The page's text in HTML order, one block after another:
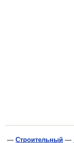
— Строительный —